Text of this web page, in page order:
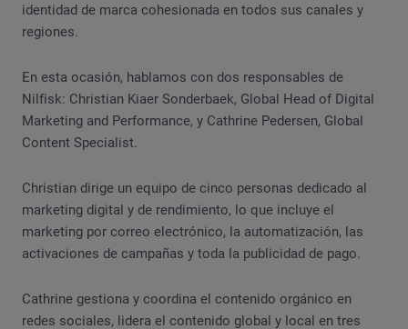
identidad de marca cohesionada en todos sus canales y
regiones.
En esta ocasión, hablamos con dos responsables de
Nilfisk: Christian Kiaer Sonderbaek, Global Head of Digital
Marketing and Performance, y Cathrine Pedersen, Global
Content Specialist.
Christian dirige un equipo de cinco personas dedicado al
marketing digital y de rendimiento, lo que incluye el
marketing por correo electrónico, la automatización, las
activaciones de campañas y toda la publicidad de pago.
Cathrine gestiona y coordina el contenido orgánico en
redes sociales, lidera el contenido global y local en tres